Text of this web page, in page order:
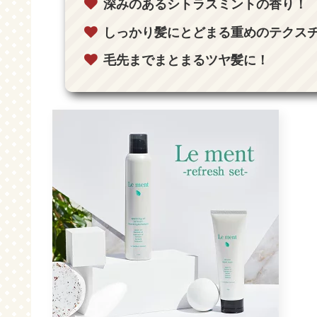
深みのあるシトラスミントの香り！
しっかり髪にとどまる重めのテクス
毛先までまとまるツヤ髪に！